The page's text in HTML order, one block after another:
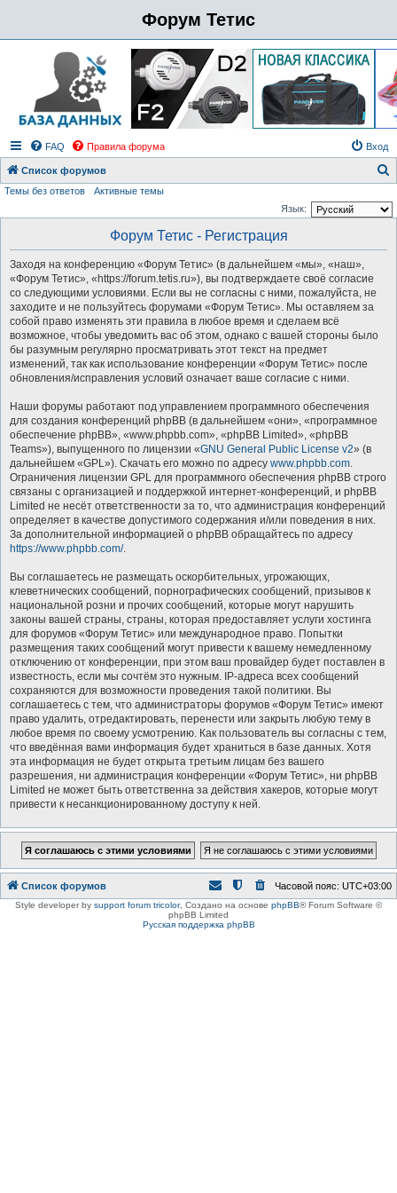
Форум Тетис
FAQ Правила форума Вход
Список форумов
Темы без ответов
Активные темы
Язык:
Форум Тетис - Регистрация
Заходя на конференцию «Форум Тетис» (в дальнейшем «мы», «наш»,
«Форум Тетис», «https://forum.tetis.ru»), вы подтверждаете своё согласие
со следующими условиями. Если вы не согласны с ними, пожалуйста, не
заходите и не пользуйтесь форумами «Форум Тетис». Мы оставляем за
собой право изменять эти правила в любое время и сделаем всё
возможное, чтобы уведомить вас об этом, однако с вашей стороны было
бы разумным регулярно просматривать этот текст на предмет
изменений, так как использование конференции «Форум Тетис» после
обновления/исправления условий означает ваше согласие с ними.
Наши форумы работают под управлением программного обеспечения
для создания конференций phpBB (в дальнейшем «они», «программное
обеспечение phpBB», «www.phpbb.com», «phpBB Limited», «phpBB
Teams»), выпущенного по лицензии «GNU General Public License v2» (в
дальнейшем «GPL»). Скачать его можно по адресу www.phpbb.com.
Ограничения лицензии GPL для программного обеспечения phpBB строго
связаны с организацией и поддержкой интернет-конференций, и phpBB
Limited не несёт ответственности за то, что администрация конференций
определяет в качестве допустимого содержания и/или поведения в них.
За дополнительной информацией о phpBB обращайтесь по адресу
https://www.phpbb.com/.
Вы соглашаетесь не размещать оскорбительных, угрожающих,
клеветнических сообщений, порнографических сообщений, призывов к
национальной розни и прочих сообщений, которые могут нарушить
законы вашей страны, страны, которая предоставляет услуги хостинга
для форумов «Форум Тетис» или международное право. Попытки
размещения таких сообщений могут привести к вашему немедленному
отключению от конференции, при этом ваш провайдер будет поставлен в
известность, если мы сочтём это нужным. IP-адреса всех сообщений
сохраняются для возможности проведения такой политики. Вы
соглашаетесь с тем, что администраторы форумов «Форум Тетис» имеют
право удалить, отредактировать, перенести или закрыть любую тему в
любое время по своему усмотрению. Как пользователь вы согласны с тем,
что введённая вами информация будет храниться в базе данных. Хотя
эта информация не будет открыта третьим лицам без вашего
разрешения, ни администрация конференции «Форум Тетис», ни phpBB
Limited не может быть ответственна за действия хакеров, которые могут
привести к несанкционированному доступу к ней.
Список форумов Часовой пояс: UTC+03:00
Style developer by support forum tricolor, Создано на основе phpBB® Forum Software ©
phpBB Limited
Русская поддержка phpBB